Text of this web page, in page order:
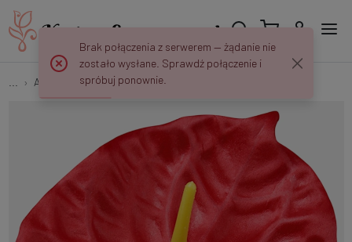
Anturium Anturium W749
Brak połączenia z serwerem — żądanie nie
zostało wysłane. Sprawdź połączenie i
spróbuj ponownie.